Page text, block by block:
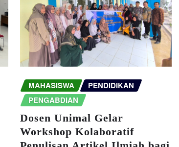
MAHASISWA
PENDIDIKAN
PENGABDIAN
Dosen Unimal Gelar
Workshop Kolaboratif